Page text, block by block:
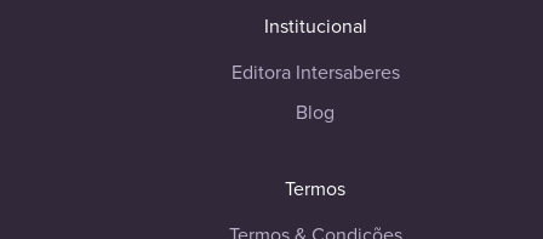
Institucional
Editora Intersaberes
Blog
Termos